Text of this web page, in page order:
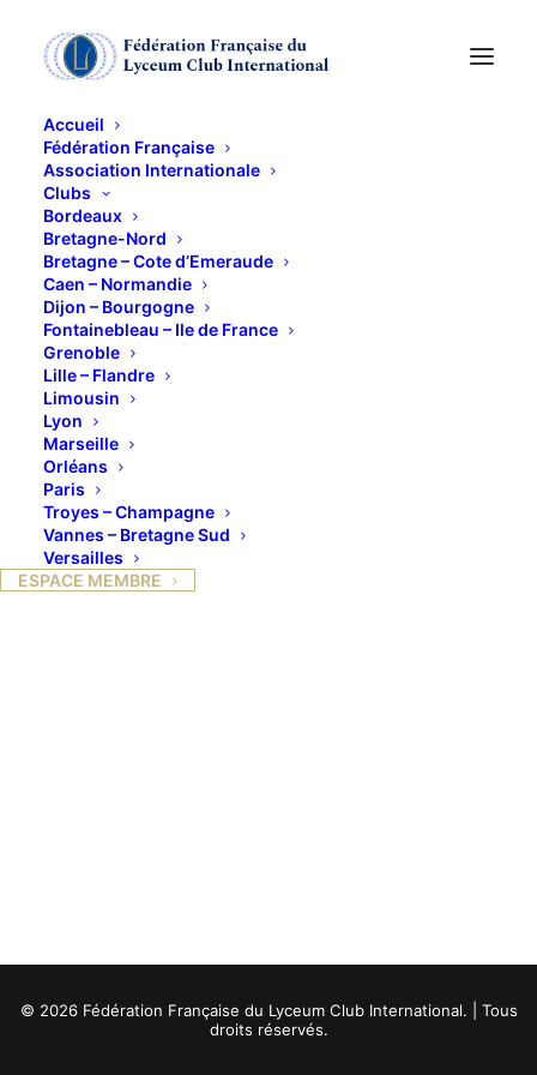
Accueil
Fédération Française
Association Internationale
Clubs
Bordeaux
Bretagne-Nord
Bretagne – Cote d’Emeraude
Caen – Normandie
Dijon – Bourgogne
Fontainebleau – Ile de France
Grenoble
Lille – Flandre
Limousin
Lyon
Marseille
Orléans
Paris
Troyes – Champagne
Vannes – Bretagne Sud
Versailles
ESPACE MEMBRE
CONFERENCE DE
GABI SHUCHMAN :
"LES BIJOUX"
© 2026 Fédération Française du Lyceum Club International. | Tous
droits réservés.